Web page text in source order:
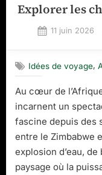
Explorer les
Posted
11 juin 2026
Idées de voyage,
Au cœur de
incarnent un
fascine depuis des
entre le Zimbabwe
explosion d’eau,
paysage où la